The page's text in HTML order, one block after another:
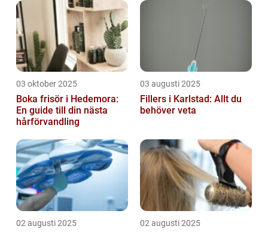
03 oktober 2025
Boka frisör i Hedemora:
En guide till din nästa
hårförvandling
03 augusti 2025
Fillers i Karlstad: Allt du
behöver veta
02 augusti 2025 02 augusti 2025